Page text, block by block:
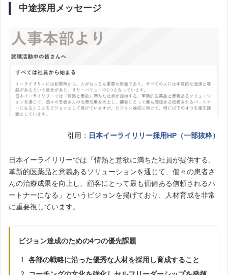
中途採用メッセージ
引用： 日本イーライリリー採用HP（一部抜粋）
日本イーライリリーでは「情熱と意欲に満ちた社員が提供する、
革新的医薬品と意義あるソリューションを通じて、個々の患者さ
んの治療成果を向上し、顧客にとって最も価値ある信頼されるパ
ートナーになる」というビジョンを掲げており、人材育成を非常
に重要視しています。
ビジョン達成のための4つの優先課題
各部の戦略に沿った優秀な人材を採用し育成すること